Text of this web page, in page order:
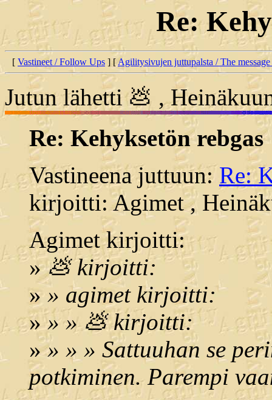
Re:
[ Vastineet / Follow Ups ] [Agilitysivujen juttupalsta / The
Jutun lähetti 💩 ,
Re: Kehyksetön rebgas
Vastineena juttuun:Re:
kirjoitti: Agimet ,
Agimet kirjoitti:
»💩 kirjoitti:
» » agimet kirjoitti:
»» » 💩 kirjoitti:
»» » » Sattuuhan se
potkiminen. Parempi